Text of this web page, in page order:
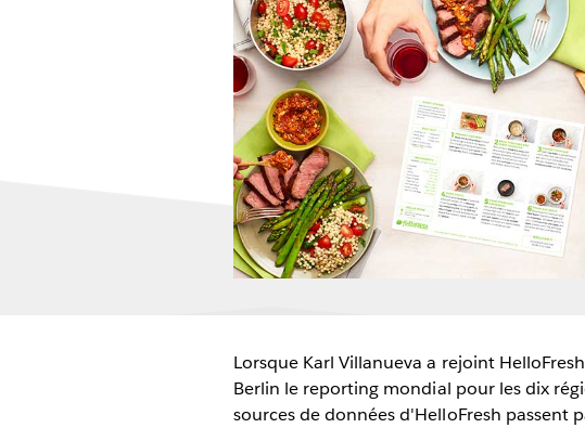
Lorsque Karl Villanueva a rejoint
Berlin le reporting mondial pour les dix
sources de données d'HelloFresh passent